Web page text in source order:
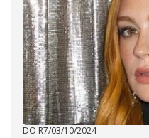
DO R7/03/10/2024